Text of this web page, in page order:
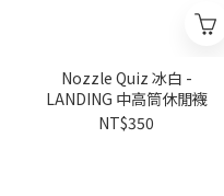
Nozzle Quiz 冰白 -
LANDING 中高筒休閒襪
NT$350